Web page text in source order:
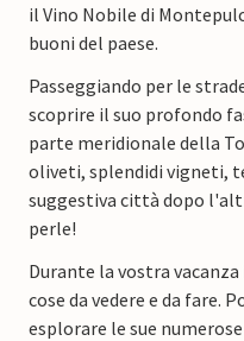
il Vino Nobile di
buoni del paese.
Passeggiando per le
scoprire il suo profondo
parte meridionale della
oliveti, splendidi vigneti,
suggestiva città dopo
perle!
Durante la vostra
cose da vedere e da fare.
esplorare le sue